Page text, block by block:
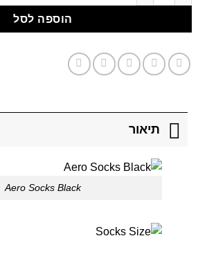
הוספה לסל
תיאור
Aero Socks Black